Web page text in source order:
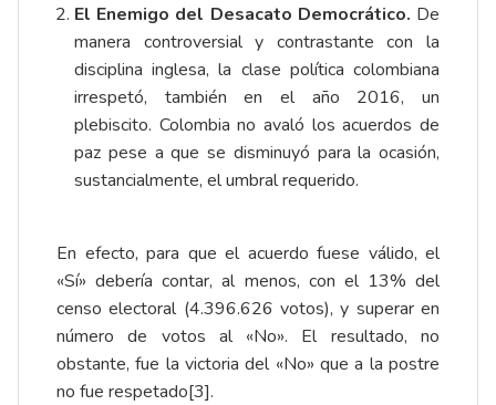
El Enemigo del Desacato Democrático. De
manera controversial y contrastante con la
disciplina inglesa, la clase política colombiana
irrespetó, también en el año 2016, un
plebiscito. Colombia no avaló los acuerdos de
paz pese a que se disminuyó para la ocasión,
sustancialmente, el umbral requerido.
En efecto, para que el acuerdo fuese válido, el
«Sí» debería contar, al menos, con el 13% del
censo electoral (4.396.626 votos), y superar en
número de votos al «No». El resultado, no
obstante, fue la victoria del «No» que a la postre
no fue respetado[3].